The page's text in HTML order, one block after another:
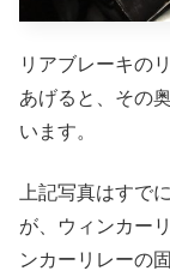
リアブレーキの
あげると、その
います。
上記写真はすで
が、ウィンカー
ンカーリレーの